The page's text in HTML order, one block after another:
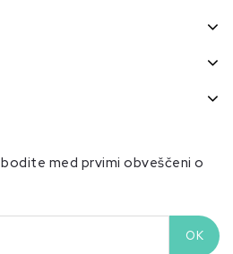
med prvimi obveščeni o